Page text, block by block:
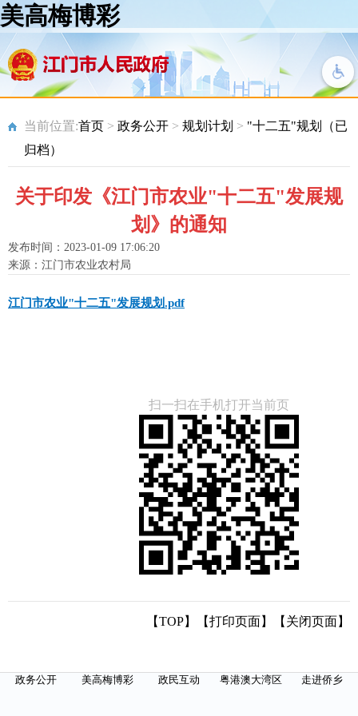
美高梅博彩
当前位置:首页 > 政务公开 > 规划计划 > "十二五"规划（已
归档）
关于印发《江门市农业"十二五"发展规
划》的通知
发布时间：2023-01-09 17:06:20
来源：江门市农业农村局
江门市农业"十二五"发展规划.pdf
扫一扫在手机打开当前页
【TOP】 【打印页面】【 关闭页面】
政务公开 美高梅博彩 政民互动 粤港澳大湾区 走进侨乡